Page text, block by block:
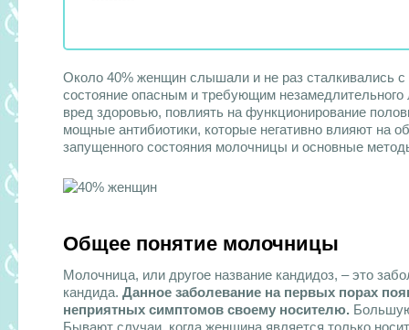
Около 40% женщин слышали и не раз сталкивались
состояние опасным и требующим
вред здоровью, повлиять на функционирование
мощные антибиотики, которые негативно влияют на
запущенного состояния молочницы и основные
Общее понятие молочницы
Молочница, или другое название кандидоз, – это
кандида. Данное заболевание на первых порах
неприятных симптомов своему носителю.
Бывают случаи, когда женщина является только